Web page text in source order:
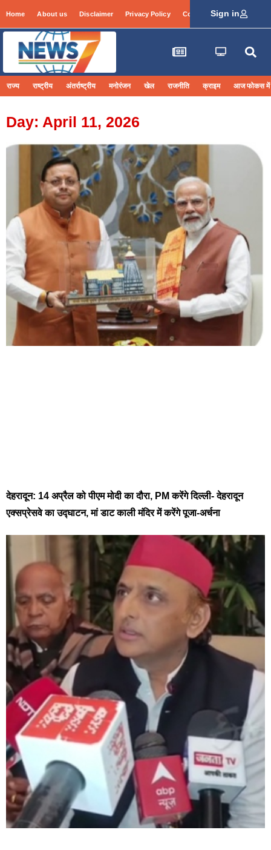
Home About us Disclaimer Privacy Policy Contact Info Login
Sign in
राज्य राष्ट्रीय अंतर्राष्ट्रीय मनोरंजन खेल राजनीति क्राइम आज फोकस में
Day: April 11, 2026
देहरादून: 14 अप्रैल को पीएम मोदी का दौरा, PM करेंगे दिल्ली- देहरादून
एक्सप्रेसवे का उद्घाटन, मां डाट काली मंदिर में करेंगे पूजा-अर्चना